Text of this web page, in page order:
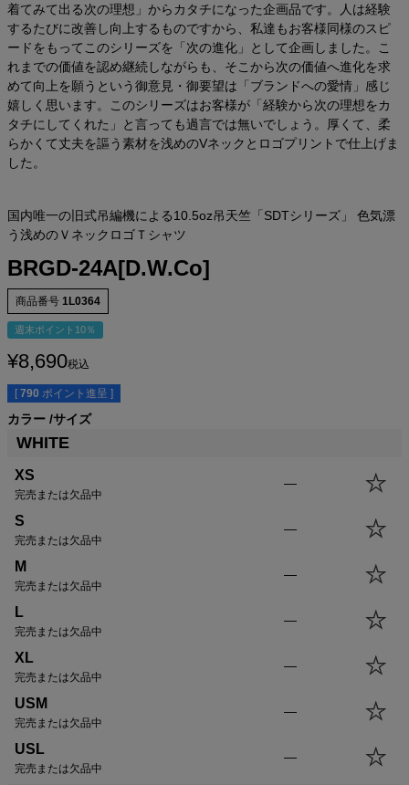
着てみて出る次の理想」からカタチになった企画品です。人は経験
するたびに改善し向上するものですから、私達もお客様同様のスピ
ードをもってこのシリーズを「次の進化」として企画しました。こ
れまでの価値を認め継続しながらも、そこから次の価値へ進化を求
めて向上を願うという御意見・御要望は「ブランドへの愛情」感じ
嬉しく思います。このシリーズはお客様が「経験から次の理想をカ
タチにしてくれた」と言っても過言では無いでしょう。厚くて、柔
らかくて丈夫を謳う素材を浅めのVネックとロゴプリントで仕上げま
した。
サイズ 身丈
XS
59.0cm
S
M
64.0cm49.0cm
XL
69.0cm55.0cm
USM
USL
71.5cm61.0cm
国内唯一の旧式吊編機による10.5oz吊天竺「SDTシリーズ」 色気漂
う浅めのＶネックロゴＴシャツ
BRGD-24A[D.W.Co]
商品番号 1L0364
週末ポイント10％
¥8,690税込
[ 790 ポイント進呈 ]
カラー サイズ
WHITE
XS
完売または欠品中
—
S
完売または欠品中
—
M
完売または欠品中
—
L
完売または欠品中
—
XL
完売または欠品中
—
USM
完売または欠品中
—
USL
完売または欠品中
—